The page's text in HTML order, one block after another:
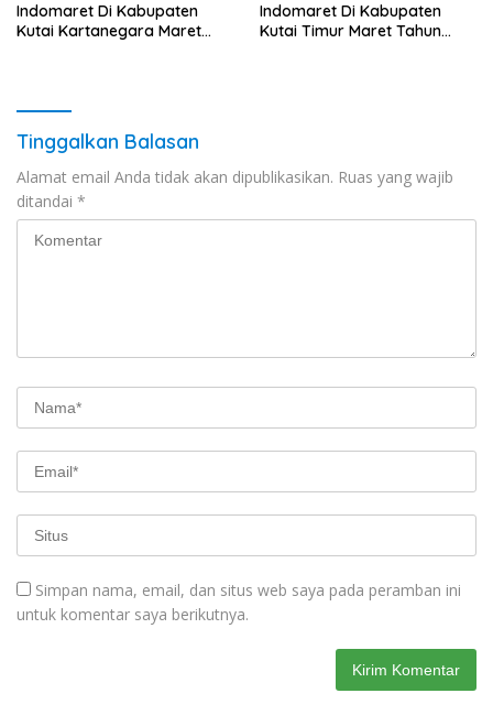
Indomaret Di Kabupaten
Kutai Kartanegara Maret
Indomaret Di Kabupaten
Kutai Timur Maret Tahun
Tinggalkan Balasan
Alamat email Anda tidak akan dipublikasikan. Ruas yang wajib
ditandai *
Simpan nama, email, dan situs web saya pada peramban ini
untuk komentar saya berikutnya.